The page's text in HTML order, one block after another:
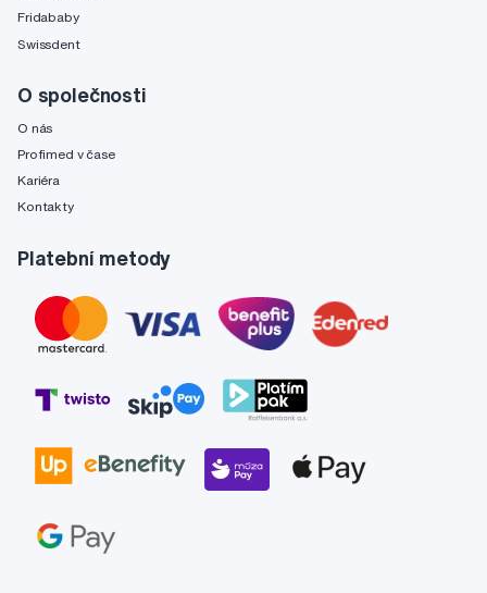
Fridababy
Swissdent
O společnosti
O nás
Profimed v čase
Kariéra
Kontakty
Platební metody